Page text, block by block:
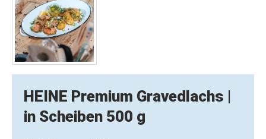
HEINE Premium Gravedlachs |
in Scheiben 500 g